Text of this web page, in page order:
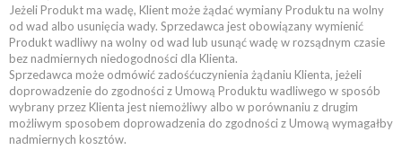
Jeżeli Produkt ma wadę, Klient może żądać wymiany Produktu na wolny
od wad albo usunięcia wady. Sprzedawca jest obowiązany wymienić
Produkt wadliwy na wolny od wad lub usunąć wadę w rozsądnym czasie
bez nadmiernych niedogodności dla Klienta.
Sprzedawca może odmówić zadośćuczynienia żądaniu Klienta, jeżeli
doprowadzenie do zgodności z Umową Produktu wadliwego w sposób
wybrany przez Klienta jest niemożliwy albo w porównaniu z drugim
możliwym sposobem doprowadzenia do zgodności z Umową wymagałby
nadmiernych kosztów.